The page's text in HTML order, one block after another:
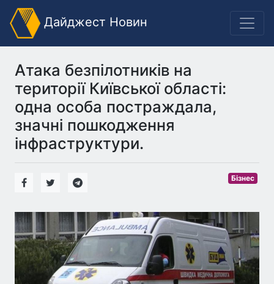
Дайджест Новин
Атака безпілотників на
території Київської області:
одна особа постраждала,
значні пошкодження
інфраструктури.
Бізнес